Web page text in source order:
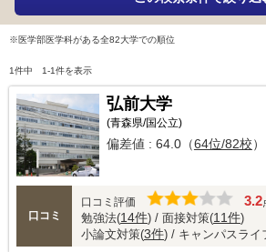
※医学部医学科がある全82大学での順位
1件中 1-1件を表示
弘前大学
(青森県/国公立)
偏差値 : 64.0（64位/82校
口コミ
口コミ評価 3.2
勉強法(14件) / 面接対策(11件)
小論文対策(3件) / キャンパスライ